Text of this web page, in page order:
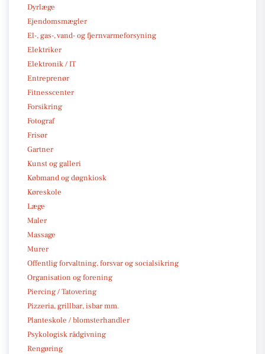
Dyrlæge
Ejendomsmægler
El-, gas-, vand- og fjernvarmeforsyning
Elektriker
Elektronik / IT
Entreprenør
Fitnesscenter
Forsikring
Fotograf
Frisør
Gartner
Kunst og galleri
Købmand og døgnkiosk
Køreskole
Læge
Maler
Massage
Murer
Offentlig forvaltning, forsvar og socialsikring
Organisation og forening
Piercing / Tatovering
Pizzeria, grillbar, isbar mm.
Planteskole / blomsterhandler
Psykologisk rådgivning
Rengøring